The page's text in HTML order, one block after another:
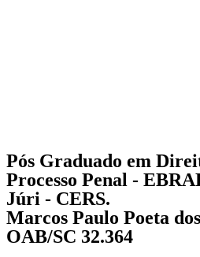
Pós Graduado em
Processo Penal -
Júri - CERS.
Marcos Paulo Poeta
OAB/SC 32.364